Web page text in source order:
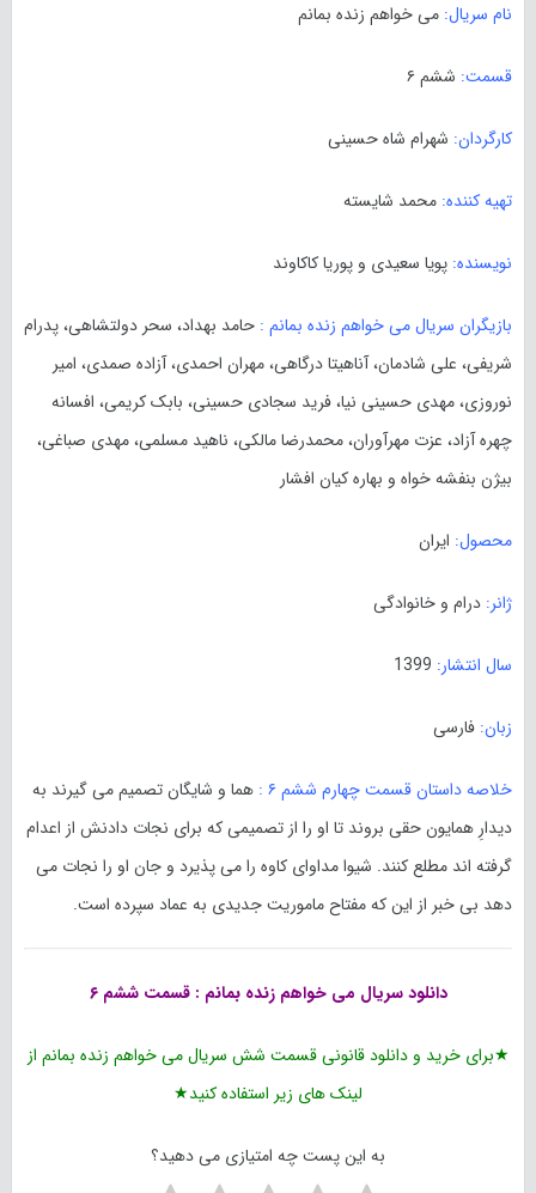
نام سریال: می خواهم زنده بمانم
قسمت: ششم ۶
کارگردان: شهرام شاه حسینی
تهیه کننده: محمد شایسته
نویسنده: پویا سعیدی و پوریا کاکاوند
بازیگران سریال می خواهم زنده بمانم : حامد بهداد، سحر دولتشاهی، پدرام
شریفی، علی شادمان، آناهیتا درگاهی، مهران احمدی، آزاده صمدی، امیر
نوروزی، مهدی حسینی نیا، فرید سجادی حسینی، بابک کریمی، افسانه
چهره آزاد، عزت مهرآوران، محمدرضا مالکی، ناهید مسلمی، مهدی صباغی،
بیژن بنفشه خواه و بهاره کیان افشار
محصول: ایران
ژانر: درام و خانوادگی
سال انتشار:
زبان: فارسی
خلاصه داستان قسمت چهارم ششم ۶ :
هما و شایگان تصمیم می گیرند به
دیدارِ همایون حقی بروند تا او را از تصمیمی که برای نجات دادنش از اعدام
گرفته اند مطلع کنند. شیوا مداوای کاوه را می پذیرد و جان او را نجات می
دهد بی خبر از این که مفتاح ماموریت جدیدی به عماد سپرده است.
دانلودسریال می خواهم زنده بمانم : قسمت ششم ۶
★برای خرید و دانلود قانونی قسمت شش سریال می خواهم زنده بمانم از
لینک های زیر استفاده کنید★
به این پست چه امتیازی می دهید؟